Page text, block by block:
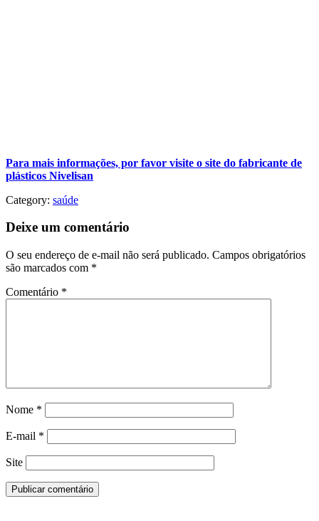
Para mais informações, por favor visite o site do fabricante de
plásticos Nivelisan
Category: saúde
Deixe um comentário
O seu endereço de e-mail não será publicado. Campos obrigatórios
são marcados com *
Comentário *
Nome *
E-mail *
Site